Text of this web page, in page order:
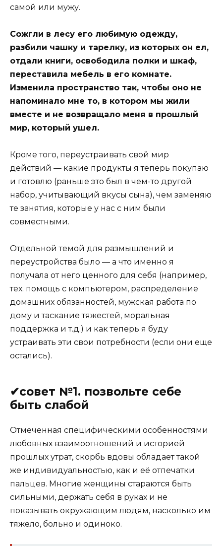
самой или мужу.
Сожгли в лесу его любимую одежду,
разбили чашку и тарелку, из которых он ел,
отдали книги, освободила полки и шкаф,
переставила мебель в его комнате.
Изменила пространство так, чтобы оно не
напоминало мне то, в котором мы жили
вместе и не возвращало меня в прошлый
мир, который ушел.
Кроме того, переустраивать свой мир
действий — какие продукты я теперь покупаю
и готовлю (раньше это был в чем-то другой
набор, учитывающий вкусы сына), чем заменяю
те занятия, которые у нас с ним были
совместными.
Отдельной темой для размышлений и
переустройства было — а что именно я
получала от него ценного для себя (например,
тех. помощь с компьютером, распределение
домашних обязанностей, мужская работа по
дому и таскание тяжестей, моральная
поддержка и т.д.) и как теперь я буду
устраивать эти свои потребности (если они еще
остались).
✔совет №1. позвольте себе
быть слабой
Отмеченная специфическими особенностями
любовных взаимоотношений и историей
прошлых утрат, скорбь вдовы обладает такой
же индивидуальностью, как и её отпечатки
пальцев. Многие женщины стараются быть
сильными, держать себя в руках и не
показывать окружающим людям, насколько им
тяжело, больно и одиноко.